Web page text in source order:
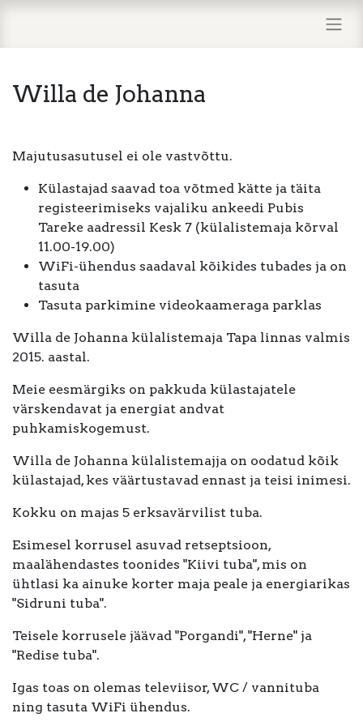
Willa de Johanna
Majutusasutusel ei ole vastvõttu.
Külastajad saavad toa võtmed kätte ja täita
registeerimiseks vajaliku ankeedi Pubis
Tareke aadressil Kesk 7 (külalistemaja kõrval
11.00-19.00)
WiFi-ühendus saadaval kõikides tubades ja on
tasuta
Tasuta parkimine videokaameraga parklas
Willa de Johanna külalistemaja Tapa linnas valmis
2015. aastal.
Meie eesmärgiks on pakkuda külastajatele
värskendavat ja energiat andvat
puhkamiskogemust.
Willa de Johanna külalistemajja on oodatud kõik
külastajad, kes väärtustavad ennast ja teisi inimesi.
Kokku on majas 5 erksavärvilist tuba.
Esimesel korrusel asuvad retseptsioon,
maalähendastes toonides "Kiivi tuba", mis on
ühtlasi ka ainuke korter maja peale ja energiarikas
"Sidruni tuba".
Teisele korrusele jäävad "Porgandi", "Herne" ja
"Redise tuba".
Igas toas on olemas televiisor, WC / vannituba
ning tasuta WiFi ühendus.